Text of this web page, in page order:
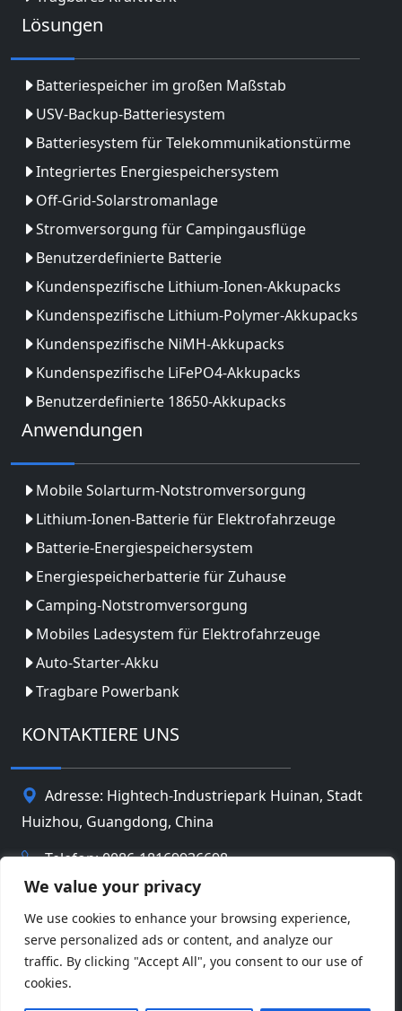
We value your privacy
We use cookies to enhance your browsing experience,
serve personalized ads or content, and analyze our
traffic. By clicking "Accept All", you consent to our use of
cookies.
Lösungen
Batteriespeicher im großen Maßstab
USV-Backup-Batteriesystem
Batteriesystem für Telekommunikationstürme
Integriertes Energiespeichersystem
Off-Grid-Solarstromanlage
Stromversorgung für Campingausflüge
Benutzerdefinierte Batterie
Kundenspezifische Lithium-Ionen-Akkupacks
Kundenspezifische Lithium-Polymer-Akkupacks
Kundenspezifische NiMH-Akkupacks
Kundenspezifische LiFePO4-Akkupacks
Benutzerdefinierte 18650-Akkupacks
Anwendungen
Mobile Solarturm-Notstromversorgung
Lithium-Ionen-Batterie für Elektrofahrzeuge
Batterie-Energiespeichersystem
Energiespeicherbatterie für Zuhause
Camping-Notstromversorgung
Mobiles Ladesystem für Elektrofahrzeuge
Auto-Starter-Akku
Tragbare Powerbank
KONTAKTIERE UNS
Adresse: Hightech-Industriepark Huinan, Stadt
Huizhou, Guangdong, China
Telefon: 0086-18169936698
info@jbbatterychina.com
Datenschutz-Bestimmungen